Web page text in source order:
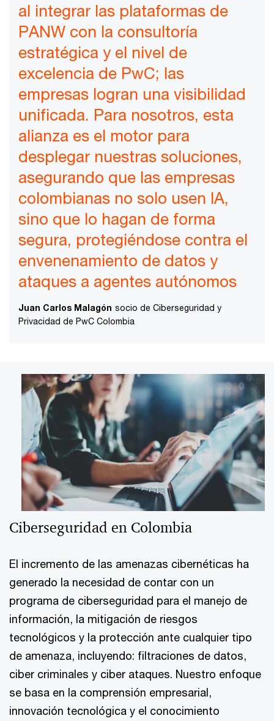
al integrar las plataformas de
PANW con la consultoría
estratégica y el nivel de
excelencia de PwC; las
empresas logran una visibilidad
unificada. Para nosotros, esta
alianza es el motor para
desplegar nuestras soluciones,
asegurando que las empresas
colombianas no solo usen IA,
sino que lo hagan de forma
segura, protegiéndose contra el
envenenamiento de datos y
ataques a agentes autónomos
Juan Carlos Malagón socio de Ciberseguridad y
Privacidad de PwC Colombia
Ciberseguridad en Colombia
El incremento de las amenazas cibernéticas ha
generado la necesidad de contar con un
programa de ciberseguridad para el manejo de
información, la mitigación de riesgos
tecnológicos y la protección ante cualquier tipo
de amenaza, incluyendo: filtraciones de datos,
ciber criminales y ciber ataques. Nuestro enfoque
se basa en la comprensión empresarial,
innovación tecnológica y el conocimiento